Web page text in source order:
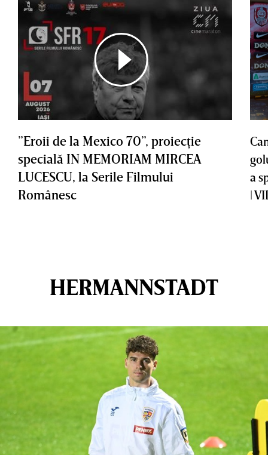
”Eroii de la Mexico 70”, proiecţie
specială IN MEMORIAM MIRCEA
LUCESCU, la Serile Filmului
Românesc
a
|
HERMANNSTADT